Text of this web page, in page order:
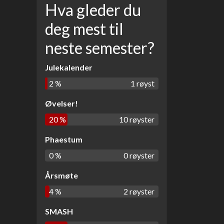
Hva gleder du
deg mest til
neste semester?
Julekalender
2 %
1 røyst
Øvelser!
20 %
10 røyster
Phaestum
0 %
0 røyster
Årsmøte
4 %
2 røyster
SMASH